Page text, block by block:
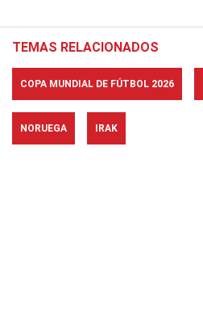
TEMAS RELACIONADOS
COPA MUNDIAL DE FÚTBOL 2026
NORUEGA IRAK